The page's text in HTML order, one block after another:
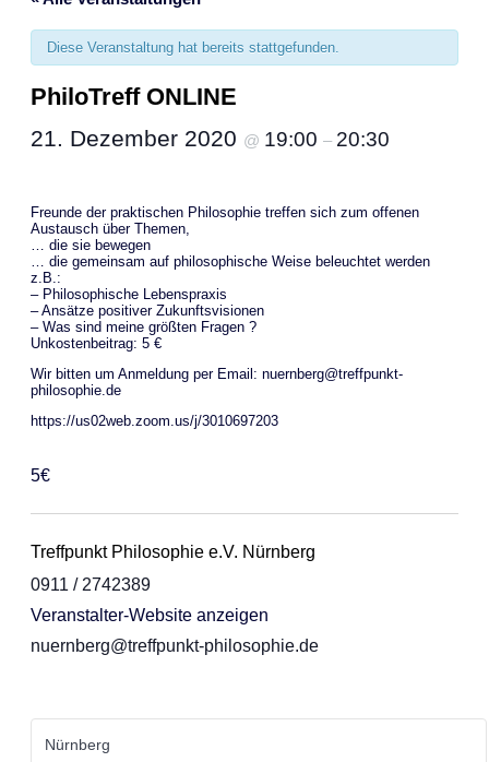
Diese Veranstaltung hat bereits stattgefunden.
PhiloTreff ONLINE
21. Dezember 2020 @ 19:00 – 20:30
Freunde der praktischen Philosophie treffen sich zum offenen
Austausch über Themen,
… die sie bewegen
… die gemeinsam auf philosophische Weise beleuchtet werden
z.B.:
– Philosophische Lebenspraxis
– Ansätze positiver Zukunftsvisionen
– Was sind meine größten Fragen ?
Unkostenbeitrag: 5 €
Wir bitten um Anmeldung per Email: nuernberg@treffpunkt-
philosophie.de
https://us02web.zoom.us/j/3010697203
5€
Treffpunkt Philosophie e.V. Nürnberg
0911 / 2742389
Veranstalter-Website anzeigen
nuernberg@treffpunkt-philosophie.de
Nürnberg